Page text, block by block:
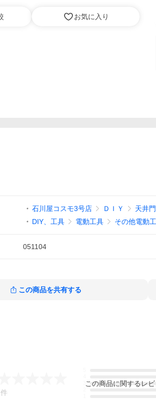
お気に入り
石川屋コスモ3号店 ＤＩＹ
天井
DIY、工具
電動工具 その他電動
051104
この商品を共有する
件
この商品に関するレ